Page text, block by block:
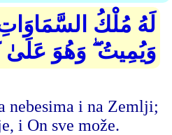
لَهُ مُلْكُ
وَيُمِيتُ ۖ وَهُوَ
nebesima i na Zemlji;
i On sve može.